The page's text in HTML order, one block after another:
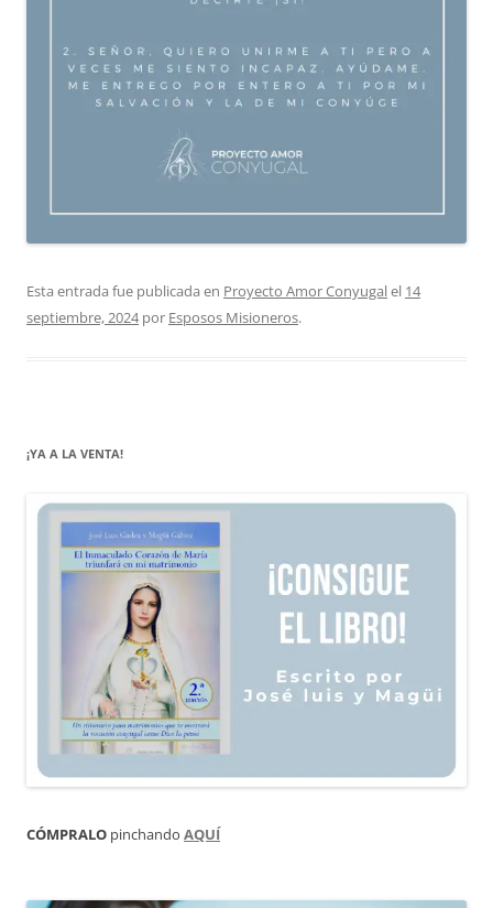
Esta entrada fue publicada en Proyecto Amor Conyugalel 14
septiembre, 2024por Esposos Misioneros.
¡YA A LA VENTA!
CÓMPRALO pinchando AQUÍ